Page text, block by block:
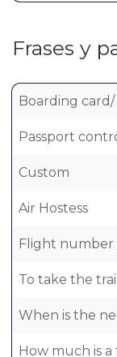
Frases y
Boarding card/
Passport
Custom
Air Hostess
Flight number
To take the
When is the
How much is